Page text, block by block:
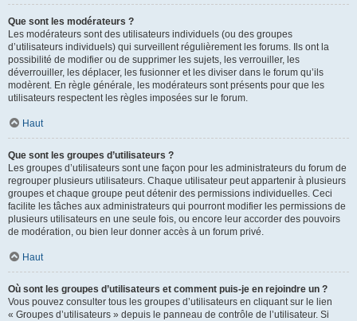
Que sont les modérateurs ?
Les modérateurs sont des utilisateurs individuels (ou des groupes
d’utilisateurs individuels) qui surveillent régulièrement les forums. Ils ont la
possibilité de modifier ou de supprimer les sujets, les verrouiller, les
déverrouiller, les déplacer, les fusionner et les diviser dans le forum qu’ils
modèrent. En règle générale, les modérateurs sont présents pour que les
utilisateurs respectent les règles imposées sur le forum.
Haut
Que sont les groupes d’utilisateurs ?
Les groupes d’utilisateurs sont une façon pour les administrateurs du forum de
regrouper plusieurs utilisateurs. Chaque utilisateur peut appartenir à plusieurs
groupes et chaque groupe peut détenir des permissions individuelles. Ceci
facilite les tâches aux administrateurs qui pourront modifier les permissions de
plusieurs utilisateurs en une seule fois, ou encore leur accorder des pouvoirs
de modération, ou bien leur donner accès à un forum privé.
Haut
Où sont les groupes d’utilisateurs et comment puis-je en rejoindre un ?
Vous pouvez consulter tous les groupes d’utilisateurs en cliquant sur le lien
« Groupes d’utilisateurs » depuis le panneau de contrôle de l’utilisateur. Si